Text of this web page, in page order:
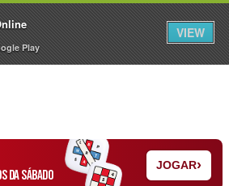
Assine Iniciar Sessão
DA SÁBADO
JOGAR›
Play
VIEW